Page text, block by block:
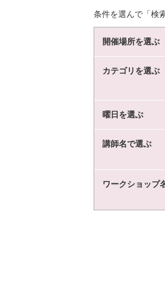
条件を選んで「検
開催場所を選ぶ
カテゴリを選ぶ
曜日を選ぶ
講師名で選ぶ
ワークショップ